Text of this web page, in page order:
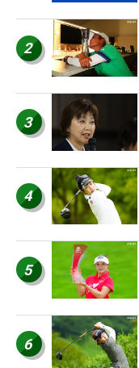
2
3
4
5
6